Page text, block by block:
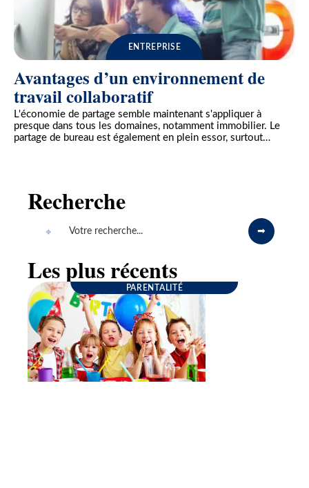
ENTREPRISE
Avantages d’un environnement de
travail collaboratif
L'économie de partage semble maintenant s'appliquer à
presque dans tous les domaines, notamment immobilier. Le
partage de bureau est également en plein essor, surtout…
Recherche
Les plus récents
PARENTALITÉ